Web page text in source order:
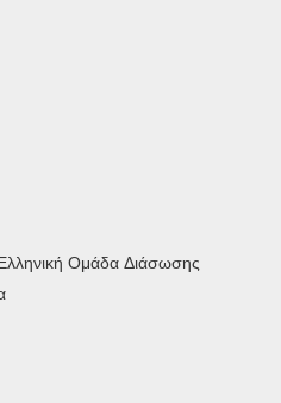
Ομάδα Διάσωσης